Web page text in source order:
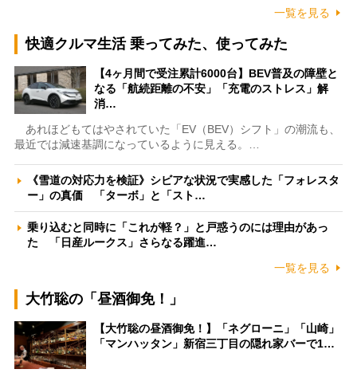
一覧を見る
快適クルマ生活 乗ってみた、使ってみた
【4ヶ月間で受注累計6000台】BEV普及の障壁と
なる「航続距離の不安」「充電のストレス」解
消…
あれほどもてはやされていた「EV（BEV）シフト」の潮流も、
最近では減速基調になっているように見える。…
《雪道の対応力を検証》シビアな状況で実感した「フォレスタ
ー」の真価 「ターボ」と「スト…
乗り込むと同時に「これが軽？」と戸惑うのには理由があっ
た 「日産ルークス」さらなる躍進…
一覧を見る
大竹聡の「昼酒御免！」
【大竹聡の昼酒御免！】「ネグローニ」「山崎」
「マンハッタン」新宿三丁目の隠れ家バーで1…